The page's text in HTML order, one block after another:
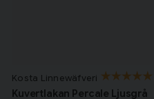
Kosta Linnewäfveri
Kuvertlakan Percale Ljusgrå